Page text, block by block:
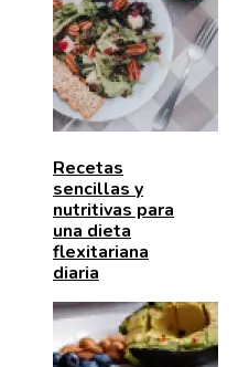
Recetas
sencillas y
nutritivas para
una dieta
flexitariana
diaria